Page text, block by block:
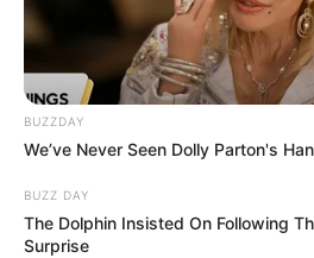
BUZZDAY
We’ve Never Seen Dolly Parton's
BUZZ DAY
The Dolphin Insisted On Following
Surprise